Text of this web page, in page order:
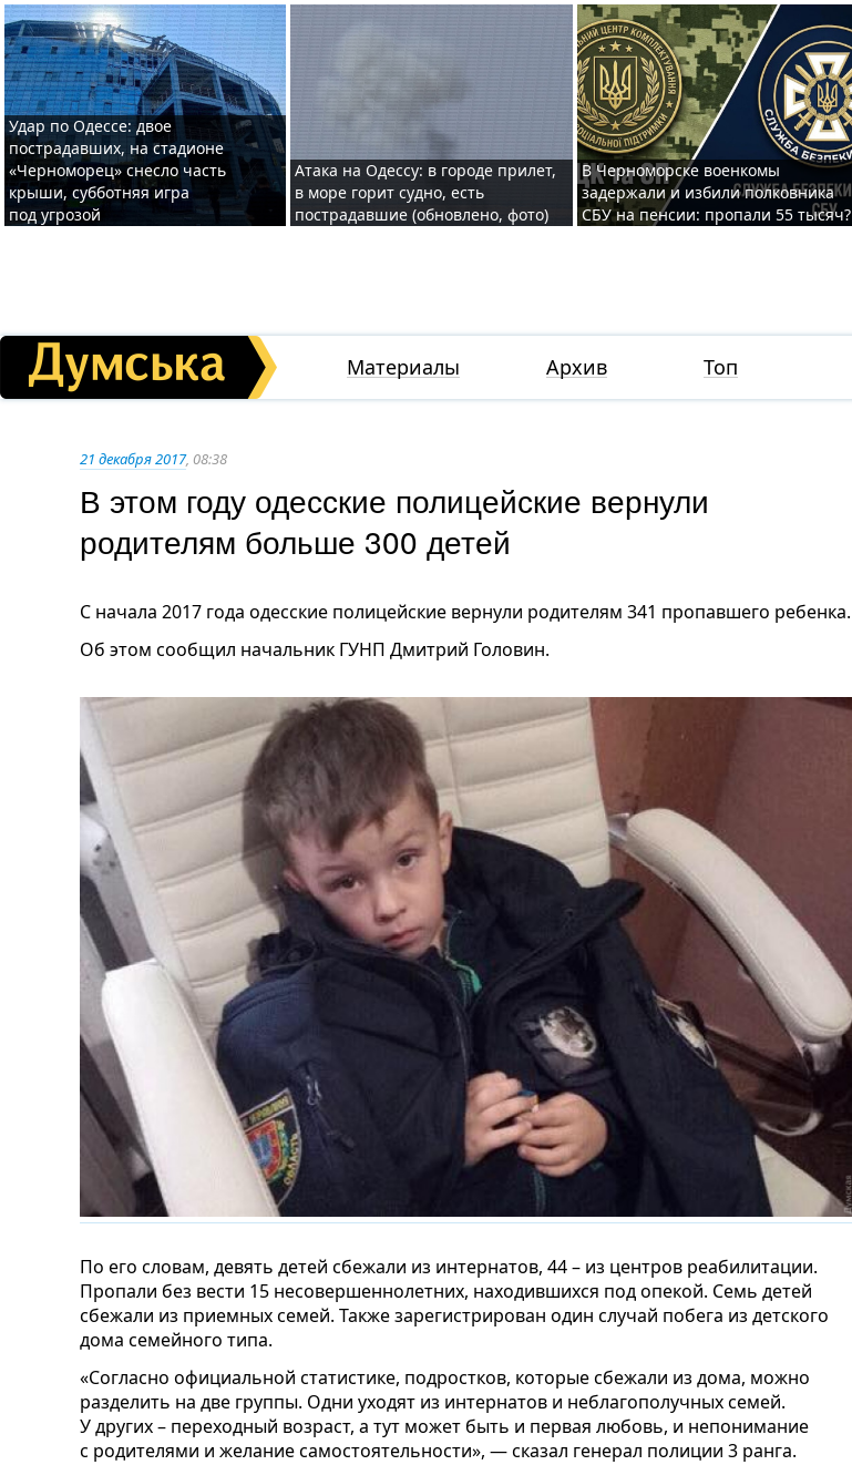
Удар по Одессе: двое
пострадавших, на стадионе
«Черноморец» снесло часть
крыши, субботняя игра
под угрозой
Атака на Одессу: в городе прилет,
в море горит судно, есть
пострадавшие (обновлено, фото)
В Черноморске военкомы
задержали и избили полковника
СБУ на пенсии: пропали 55 тысяч?
Материалы Архив Топ
21 декабря 2017, 08:38
В этом году одесские полицейские вернули
родителям больше 300 детей
С начала 2017 года одесские полицейские вернули родителям 341 пропавшего ребенка.
Об этом сообщил начальник ГУНП Дмитрий Головин.
По его словам, девять детей сбежали из интернатов, 44 – из центров реабилитации.
Пропали без вести 15 несовершеннолетних, находившихся под опекой. Семь детей
сбежали из приемных семей. Также зарегистрирован один случай побега из детского
дома семейного типа.
«Согласно официальной статистике, подростков, которые сбежали из дома, можно
разделить на две группы. Одни уходят из интернатов и неблагополучных семей.
У других – переходный возраст, а тут может быть и первая любовь, и непонимание
с родителями и желание самостоятельности», — сказал генерал полиции 3 ранга.